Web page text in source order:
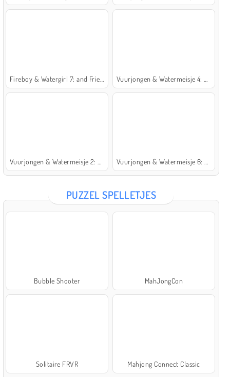
PUZZEL SPELLETJES
Bubble Shooter MahJongCon
Solitaire FRVR Mahjong Connect Classic